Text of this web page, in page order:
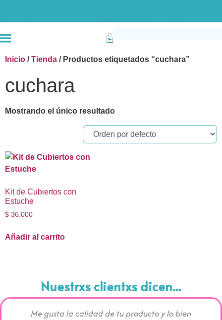
Inicio /Tienda / Productos etiquetados “cuchara”
cuchara
Mostrando el único resultado
Kit de Cubiertos con
Estuche
$ 36.000
Añadir al carrito
Nuestrxs clientxs dicen...
Me gusta la calidad de tu producto y lo bien